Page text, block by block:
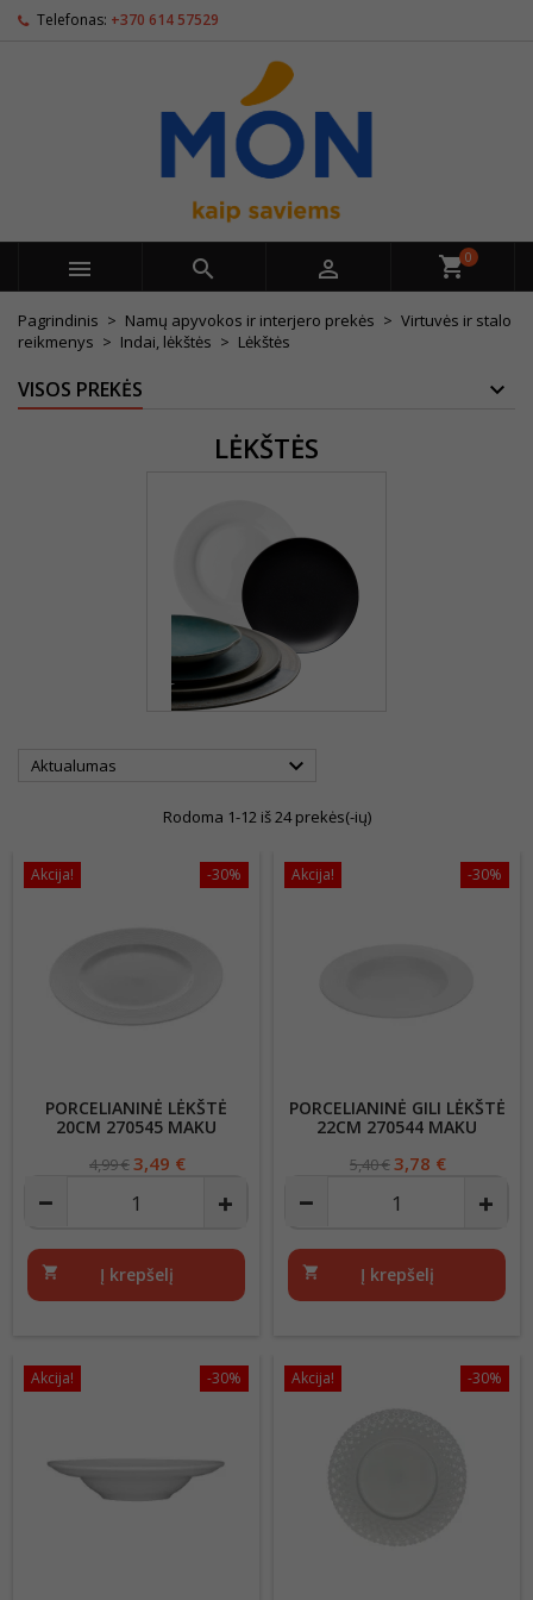
Telefonas: +370 614 57529
   0
Pagrindinis Namų apyvokos ir interjero prekės
Virtuvės ir stalo
reikmenys
Indai, lėkštės Lėkštės
VISOS PREKĖS
LĖKŠTĖS
Aktualumas 
Rodoma 1-12 iš 24 prekės(-ių)
-30%
Akcija!
PORCELIANINĖ LĖKŠTĖ
20CM 270545 MAKU
Regular
4,99 € Kaina
3,49 €
shopping_cart Į krepšelį
-30%
Akcija!
PORCELIANINĖ GILI LĖKŠTĖ
22CM 270544 MAKU
Regular
5,40 € Kaina
3,78 €
shopping_cart Į krepšelį
-30%
Akcija! -30%
Akcija!